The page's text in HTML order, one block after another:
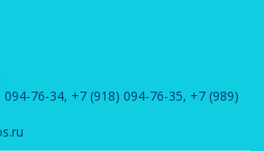
094-76-34, +7 (918) 094-76-35, +7 (989)